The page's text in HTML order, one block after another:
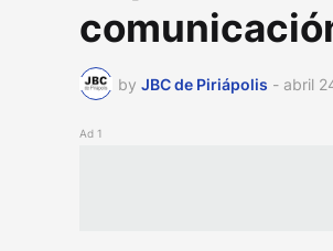
by JBC de Piriápolis - abril
Ad 1